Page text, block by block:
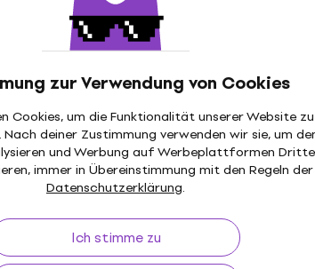
zur Verwendung von Cookies
Cookies, um die Funktionalität unserer Website zu
deiner Zustimmung verwenden wir sie, um
und Werbung auf Werbeplattformen
immer in Übereinstimmung mit den Regeln der
Datenschutzerklärung.
Ich stimme zu
(Live)